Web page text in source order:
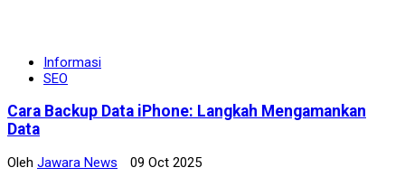
Informasi
SEO
Cara Backup Data iPhone: Langkah Mengamankan
Data
Oleh Jawara News 09 Oct 2025